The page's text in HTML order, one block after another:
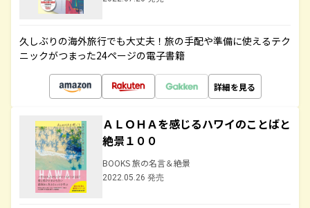
久しぶりの海外旅行でも大丈夫！旅の手配や準備に使えるテク
ニックがつまった24ページの電子書籍
詳細を見る
ＡＬＯＨＡを感じるハワイのことばと
絶景１００
BOOKS 旅の名言＆絶景
2022.05.26 発売